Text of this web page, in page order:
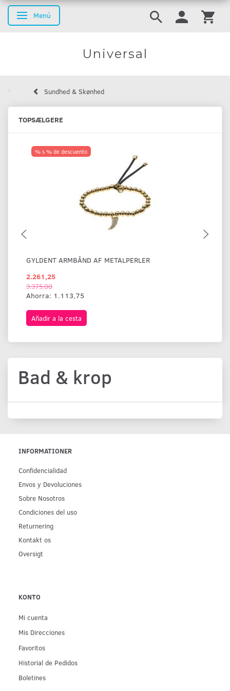
Navegación de palanca
Menú
Universal
Sundhed & Skønhed
TOPSÆLGERE
% s % de descuento
GYLDENT ARMBÅND AF METALPERLER
2.261,25
3.375,00
Ahorra: 1.113,75
Añadir a la cesta
Bad & krop
INFORMATIONER
Confidencialidad
Env­os y Devoluciones
Sobre Nosotros
Condiciones del uso
Returnering
Kontakt os
Oversigt
KONTO
Mi cuenta
Mis Direcciones
Favoritos
Historial de Pedidos
Boletines